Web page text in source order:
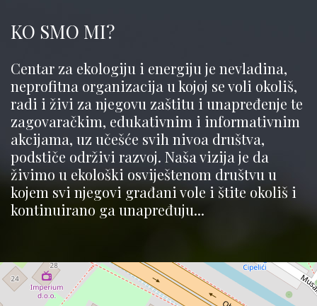
KO SMO MI?
Centar za ekologiju i energiju je nevladina,
neprofitna organizacija u kojoj se voli okoliš,
radi i živi za njegovu zaštitu i unapređenje te
zagovaračkim, edukativnim i informativnim
akcijama, uz učešće svih nivoa društva,
podstiče održivi razvoj. Naša vizija je da
živimo u ekološki osviještenom društvu u
kojem svi njegovi građani vole i štite okoliš i
kontinuirano ga unapređuju...